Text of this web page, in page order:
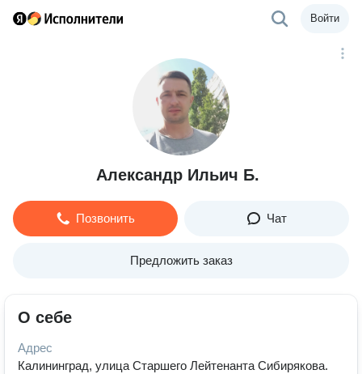
Войти
Александр Ильич Б.
Позвонить Чат
Предложить заказ
О себе
Адрес
Калининград, улица Старшего Лейтенанта Сибирякова.